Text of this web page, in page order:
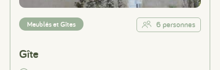
Meublés et Gîtes 6 personnes
Gîte